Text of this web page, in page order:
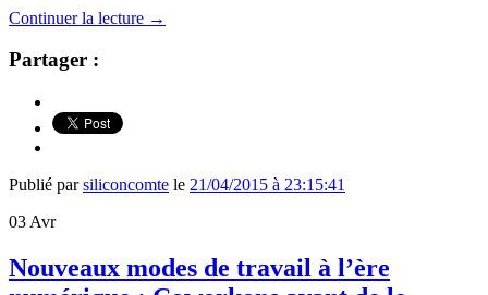
Continuer la lecture →
Partager :
Publié parsiliconcomte le 21/04/2015 à 23:15:41
03 Avr
Nouveaux modes de travail à l’ère